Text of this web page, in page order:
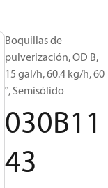
Boquillas de
pulverización, OD B,
15 gal/h, 60.4 kg/h, 60
°, Semisólido
030B11
43